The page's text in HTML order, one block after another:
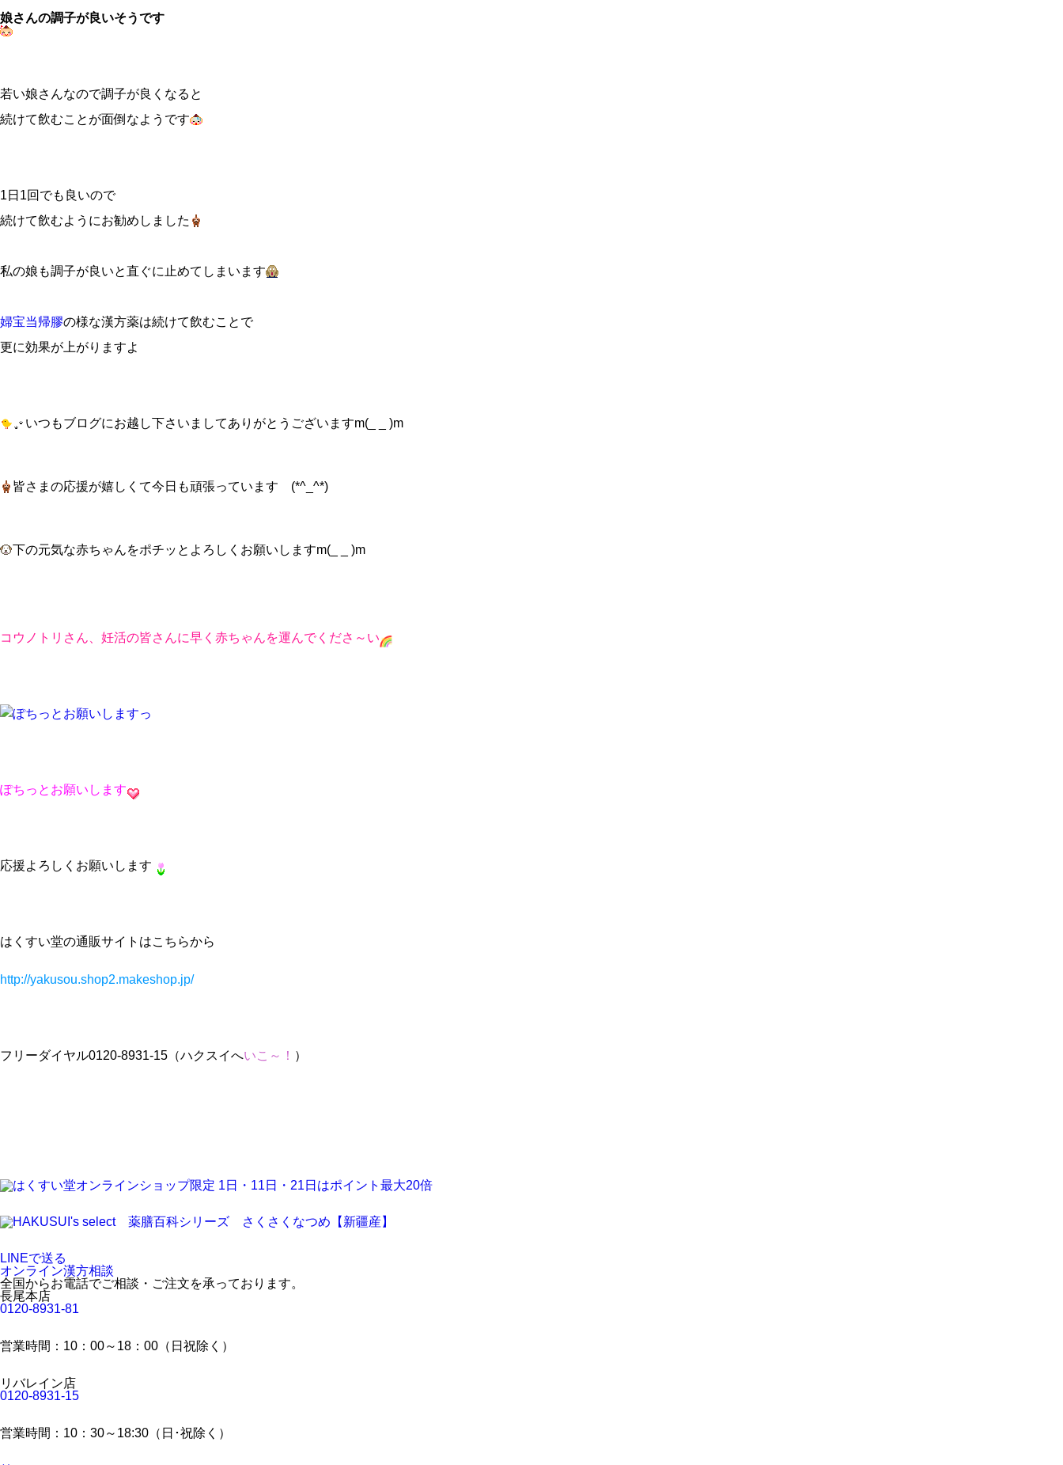
娘さんの調子が良いそうです
若い娘さんなので調子が良くなると
続けて飲むことが面倒なようです
1日1回でも良いので
続けて飲むようにお勧めしました
私の娘も調子が良いと直ぐに止めてしまいます
婦宝当帰膠の様な漢方薬は続けて飲むことで
更に効果が上がりますよ
いつもブログにお越し下さいましてありがとうございますm(_ _ )m
皆さまの応援が嬉しくて今日も頑張っています (*^_^*)
下の元気な赤ちゃんをポチッとよろしくお願いしますm(_ _ )m
コウノトリさん、妊活の皆さんに早く赤ちゃんを運んでくださ～い
ぽちっとお願いします
応援よろしくお願いします
はくすい堂の通販サイトはこちらから
http://yakusou.shop2.makeshop.jp/
フリーダイヤル0120-8931-15（ハクスイへいこ～！ ）
LINEで送る
オンライン漢方相談
全国からお電話でご相談・ご注文を承っております。
長尾本店
0120-8931-81
営業時間：10：00～18：00（日祝除く）
リバレイン店
0120-8931-15
営業時間：10：30～18:30（日･祝除く）